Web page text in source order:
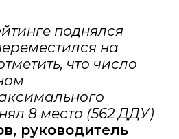
поднялся
на
что число
8 место (562 ДДУ)
руководитель